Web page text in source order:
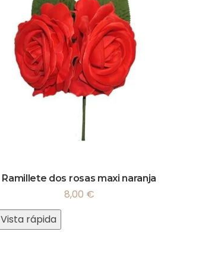
Ramillete dos rosas maxi naranja
8,00 €
Vista rápida